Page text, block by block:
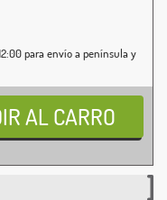
para envío a península y